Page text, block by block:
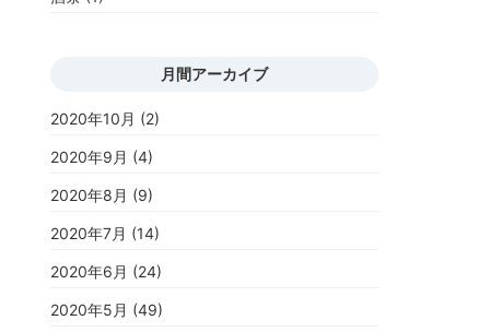
月間アーカイブ
2020年10月 (2)
2020年9月 (4)
2020年8月 (9)
2020年7月 (14)
2020年6月 (24)
2020年5月 (49)